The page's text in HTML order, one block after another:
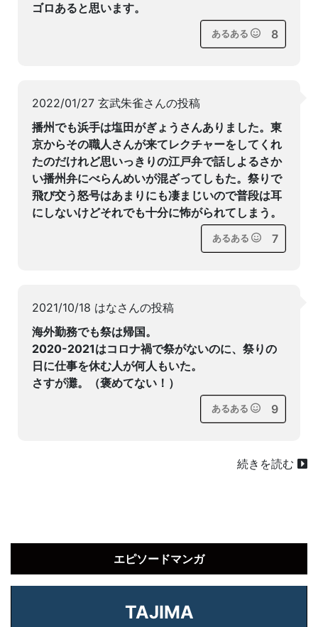
ゴロあると思います。
あるある 8
2022/01/27 玄武朱雀さんの投稿
播州でも浜手は塩田がぎょうさんありました。東
京からその職人さんが来てレクチャーをしてくれ
たのだけれど思いっきりの江戸弁で話しよるさか
い播州弁にべらんめいが混ざってしもた。祭りで
飛び交う怒号はあまりにも凄まじいので普段は耳
にしないけどそれでも十分に怖がられてしまう。
あるある 7
2021/10/18 はなさんの投稿
海外勤務でも祭は帰国。
2020-2021はコロナ禍で祭がないのに、祭りの
日に仕事を休む人が何人もいた。
さすが灘。（褒めてない！）
あるある 9
続きを読む
エピソードマンガ
TAJIMA